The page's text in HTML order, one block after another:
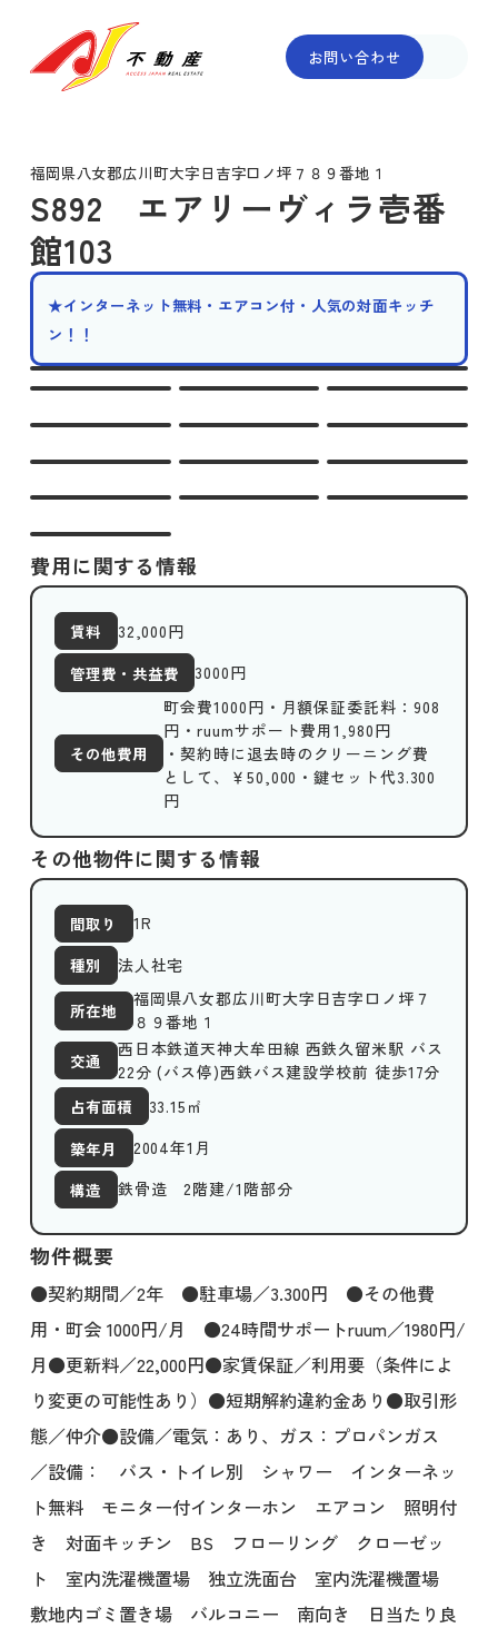
お問い合わせ
福岡県八女郡広川町大字日吉字口ノ坪７８９番地１
S892 エアリーヴィラ壱番
館103
★インターネット無料・エアコン付・人気の対面キッチ
ン！！
費用に関する情報
賃料 32,000円
管理費・共益費
3000円
その他費用
町会費1000円・月額保証委託料：908
円・ruumサポート費用1,980円
・契約時に退去時のクリーニング費
として、￥50,000・鍵セット代3.300
円
その他物件に関する情報
間取り
1R
種別
法人社宅
所在地
福岡県八女郡広川町大字日吉字口ノ坪７
８９番地１
交通
西日本鉄道天神大牟田線 西鉄久留米駅 バス
22分 (バス停)西鉄バス建設学校前 徒歩17分
占有面積
33.15 ㎡
築年月
2004年1月
構造
鉄骨造 2階建/1階部分
物件概要
●契約期間／2年 ●駐車場／3.300円 ●その他費
用・町会 1000円/月 ●24時間サポートruum／1980円/
月●更新料／22,000円●家賃保証／利用要（条件によ
り変更の可能性あり）●短期解約違約金あり●取引形
態／仲介●設備／電気：あり、ガス：プロパンガス
／設備： バス・トイレ別 シャワー インターネッ
ト無料 モニター付インターホン エアコン 照明付
き 対面キッチン BS フローリング クローゼッ
ト 室内洗濯機置場 独立洗面台 室内洗濯機置場
敷地内ゴミ置き場 バルコニー 南向き 日当たり良